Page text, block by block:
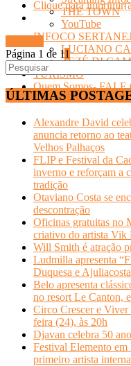
THE TOWN
YouTube
INFOCO
LUCIANO
ZEZÉ DI
TURISMO
Quem Somos- FALE
Clique para
Página 1 de 11
ÚLTIMAS
Alexandre David
anuncia retorno ao
Velhos Palhaços
FLIP e Festival da
inverno e reforçam a
tradição
Otaviano Costa se
descontração
Oficinas gratuitas no
criativo do artista Vik
Will Smith é atração
Ludmilla apresenta
Duquesa e
Belo apresenta
no resort Le Canton,
Circo Crescer e Viver
feira (24), às 20h
Djavan celebra 50
Festival Elemento
primeiro artista